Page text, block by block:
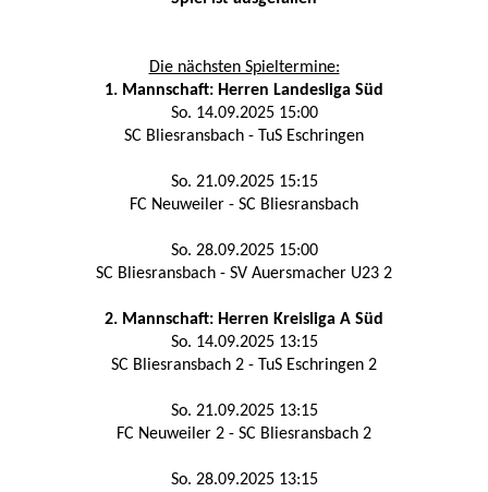
Die nächsten Spieltermine:
1. Mannschaft: Herren Landesliga Süd
So. 14.09.2025 15:00
SC Bliesransbach - TuS Eschringen
So. 21.09.2025 15:15
FC Neuweiler - SC Bliesransbach
So. 28.09.2025 15:00
SC Bliesransbach - SV Auersmacher U23 2
2. Mannschaft: Herren Kreisliga A Süd
So. 14.09.2025 13:15
SC Bliesransbach 2 - TuS Eschringen 2
So. 21.09.2025 13:15
FC Neuweiler 2 - SC Bliesransbach 2
So. 28.09.2025 13:15